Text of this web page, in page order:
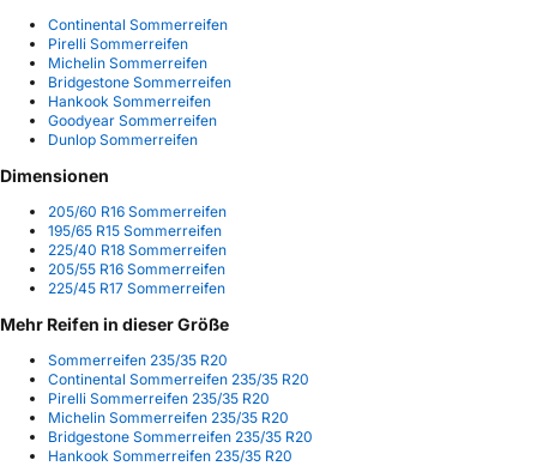
Continental Sommerreifen
Pirelli Sommerreifen
Michelin Sommerreifen
Bridgestone Sommerreifen
Hankook Sommerreifen
Goodyear Sommerreifen
Dunlop Sommerreifen
Dimensionen
205/60 R16 Sommerreifen
195/65 R15 Sommerreifen
225/40 R18 Sommerreifen
205/55 R16 Sommerreifen
225/45 R17 Sommerreifen
Mehr Reifen in dieser Größe
Sommerreifen 235/35 R20
Continental Sommerreifen 235/35 R20
Pirelli Sommerreifen 235/35 R20
Michelin Sommerreifen 235/35 R20
Bridgestone Sommerreifen 235/35 R20
Hankook Sommerreifen 235/35 R20